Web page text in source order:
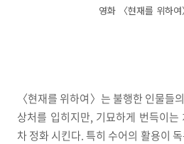
영화 〈현재를 위하
〈현재를 위하여〉는 불행한 인물들
상처를 입히지만, 기묘하게 번득이
차 정화 시킨다. 특히 수어의 활용이